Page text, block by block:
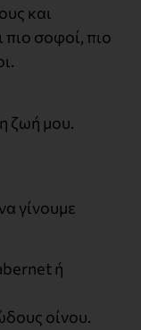
και
πιο σοφοί, πιο
ζωή μου.
γίνουμε
ή
οίνου.